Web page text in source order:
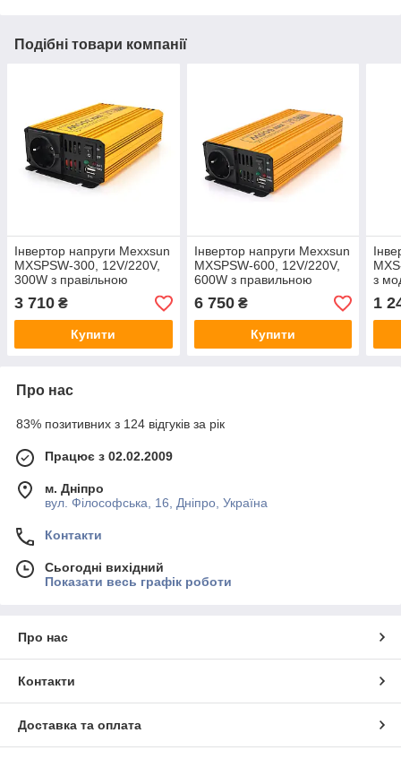
Подібні товари компанії
Інвертор напруги Mexxsun
MXSPSW-300, 12V/220V,
300W з правільною
синусоїдою, 1 Shuko,
клемні дроти, Q8
3 710 ₴
Купити
Інвертор напруги Mexxsun
MXSPSW-600, 12V/220V,
600W з правильною
синусоїдою, 1 Shuko, 1
USB, клемні дроти, Q8
6 750₴
Купити
з
1
Про нас
83% позитивних з 124 відгуків за рік
Працює з 02.02.2009
м. Дніпро
вул. Філософська, 16, Дніпро, Україна
Контакти
Сьогодні вихідний
Показати весь графік роботи
Про нас
Контакти
Доставка та оплата